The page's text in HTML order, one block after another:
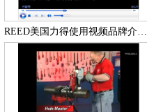
REED美国力得使用视频品牌介绍使用视频